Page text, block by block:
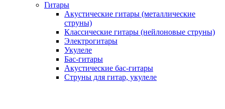
Гитары
Акустические гитары (металлические
струны)
Классические гитары (нейлоновые струны)
Электрогитары
Укулеле
Бас-гитары
Акустические бас-гитары
Струны для гитар, укулеле